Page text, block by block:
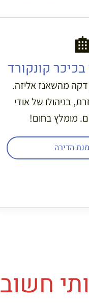
קונקורד
מהשאנז אליזה.
בניהולו של אודי
מומלץ בחום!
הדירה
חשוב